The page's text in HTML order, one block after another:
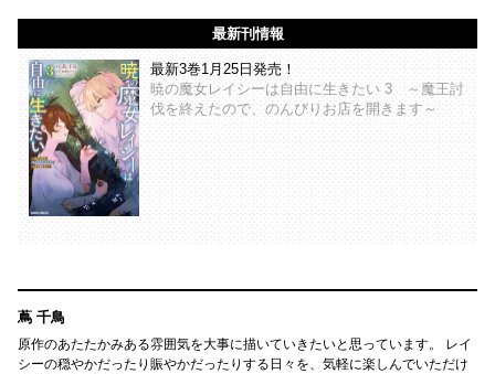
最新刊情報
最新3巻1月25日発売！
暁の魔女レイシーは自由に生きたい 3 ～魔王討
伐を終えたので、のんびりお店を開きます～
蔦 千鳥
原作のあたたかみある雰囲気を大事に描いていきたいと思っています。 レイ
シーの穏やかだったり賑やかだったりする日々を、気軽に楽しんでいただけ